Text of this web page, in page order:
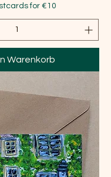
for €10
Warenkorb